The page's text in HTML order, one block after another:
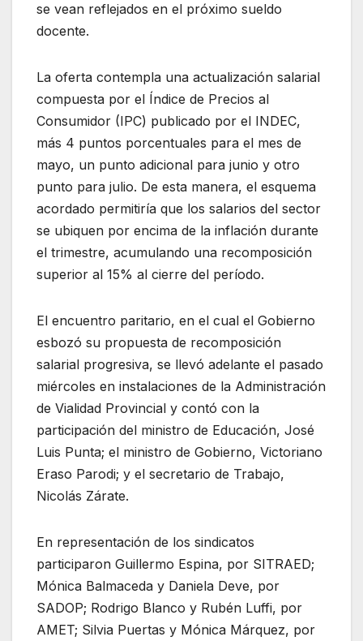
se vean reflejados en el próximo sueldo
docente.
La oferta contempla una actualización salarial
compuesta por el Índice de Precios al
Consumidor (IPC) publicado por el INDEC,
más 4 puntos porcentuales para el mes de
mayo, un punto adicional para junio y otro
punto para julio. De esta manera, el esquema
acordado permitiría que los salarios del sector
se ubiquen por encima de la inflación durante
el trimestre, acumulando una recomposición
superior al 15% al cierre del período.
El encuentro paritario, en el cual el Gobierno
esbozó su propuesta de recomposición
salarial progresiva, se llevó adelante el pasado
miércoles en instalaciones de la Administración
de Vialidad Provincial y contó con la
participación del ministro de Educación, José
Luis Punta; el ministro de Gobierno, Victoriano
Eraso Parodi; y el secretario de Trabajo,
Nicolás Zárate.
En representación de los sindicatos
participaron Guillermo Espina, por SITRAED;
Mónica Balmaceda y Daniela Deve, por
SADOP; Rodrigo Blanco y Rubén Luffi, por
AMET; Silvia Puertas y Mónica Márquez, por